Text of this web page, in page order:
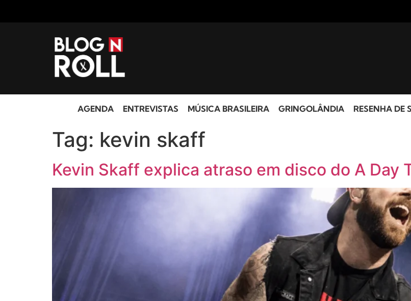
AGENDA ENTREVISTAS MÚSICA BRASILEIRA GRINGOLÂNDIA RESENHA DE
Tag: kevin skaff
Kevin Skaff explica atraso em disco do A Day